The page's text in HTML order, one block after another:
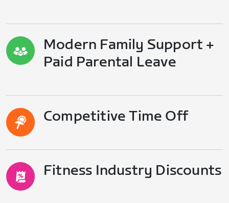
Modern Family Support +
Paid Parental Leave
Competitive Time Off
Fitness Industry Discounts